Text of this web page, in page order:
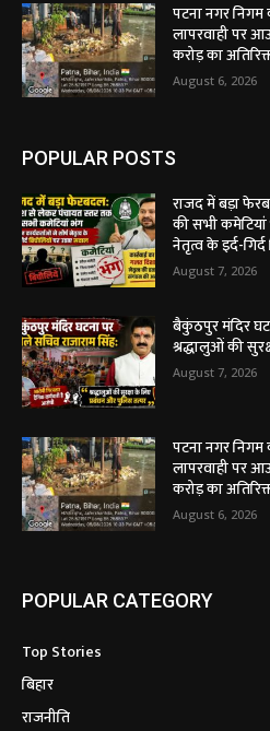
पटना नगर
लापरवाही पर
करोड़ का
August 6, 2026
POPULAR POSTS
राजद में बड़ा
की सभी
नेतृत्व के इर्द-
August 7, 2026
बैकुंठपुर मंदिर
श्रद्धालुओं की
August 7, 2026
पटना नगर
लापरवाही पर
करोड़ का
August 6, 2026
POPULAR CATEGORY
Top Stories
बिहार
राजनीति